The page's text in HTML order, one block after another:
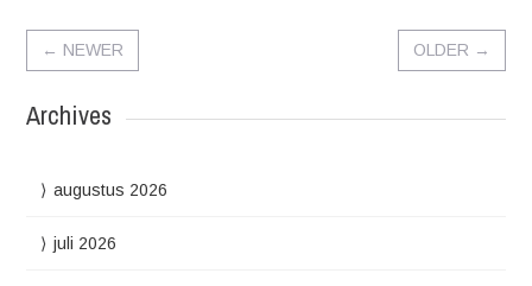
← NEWER OLDER →
Archives
augustus 2026
juli 2026